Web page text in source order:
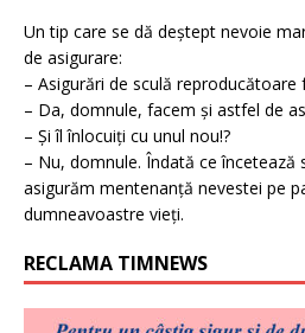
Un tip care se dă deștept nevoie
de asigurare:
– Asigurări de sculă reproducătoare
– Da, domnule, facem și astfel de
– Și îl înlocuiți cu unul nou!?
– Nu, domnule. Îndată ce încetează
asigurăm mentenanță nevestei pe
dumneavoastre vieți.
RECLAMA TIMNEWS